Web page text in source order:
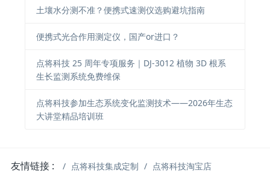
土壤水分测不准？便携式速测仪选购避坑指南
便携式光合作用测定仪，国产or进口？
点将科技 25 周年专项服务｜DJ-3012 植物 3D 根系
生长监测系统免费维保
点将科技参加生态系统变化监测技术——2026年生态
大讲堂精品培训班
友情链接 : 点将科技集成定制 点将科技淘宝店